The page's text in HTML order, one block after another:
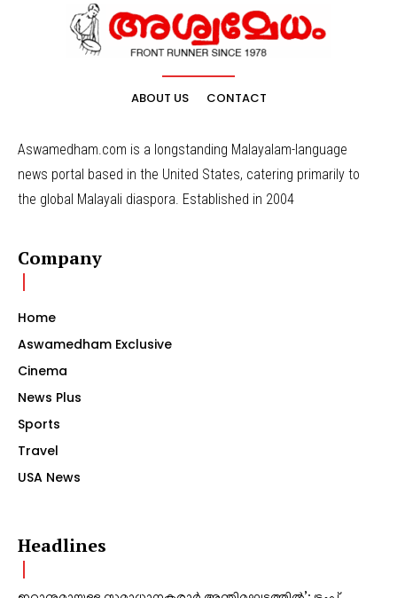
ABOUT US CONTACT
Aswamedham.com is a longstanding Malayalam-language
news portal based in the United States, catering primarily to
the global Malayali diaspora. Established in 2004
Company
Home
Aswamedham Exclusive
Cinema
News Plus
Sports
Travel
USA News
Headlines